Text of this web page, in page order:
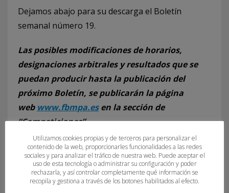
Dejamos abajo para su descarga el Boletín
semanal número 19.
Las posibles modificaciones de horarios,
designaciones arbitrales y resultados que se
puedan producir hasta la publicación del
próximo Boletín, se publicarán la página
web www.fbmpa.esen la sección de
“Competiciones”.
Utilizamos cookies propias y de terceros para personalizar el
contenido de la web, proporcionarles funcionalidades a las redes
sociales y para analizar el tráfico de nuestra web. Puede aceptar el
uso de esta tecnología o administrar su configuración y poder
rechazarla, y así controlar completamente qué información se
recopila y gestiona a través de los botones habilitados al efecto.